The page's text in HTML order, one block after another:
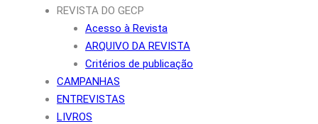
REVISTA DO GECP
Acesso à Revista
ARQUIVO DA REVISTA
Critérios de publicação
CAMPANHAS
ENTREVISTAS
LIVROS